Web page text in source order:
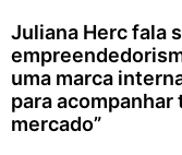
Juliana Herc fala
uma marca
para
mercado”